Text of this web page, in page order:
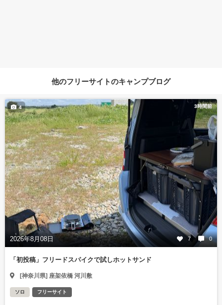
他のフリーサイトのキャンプブログ
3時間前
2026年8月08日 7 0
4
「初投稿」フリードスパイクで試しホットサンド
[神奈川県] 座架依橋 河川敷
ソロ フリーサイト